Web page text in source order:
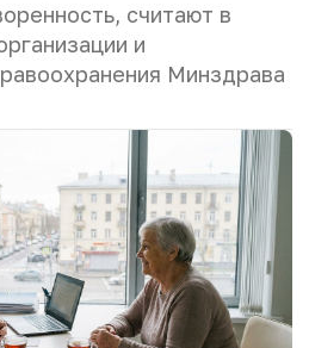
считают в
и
Минздрава